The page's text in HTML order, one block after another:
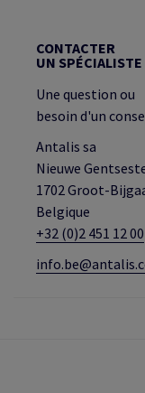
CONTACTER
UN SPÉCIALISTE
Une question ou
besoin d'un
Antalis sa
Nieuwe
1702 Groot-
Belgique
+32 (0)2 451 12 00